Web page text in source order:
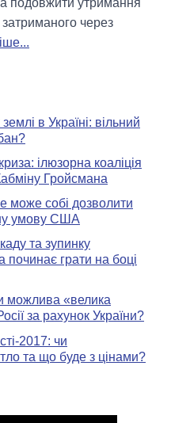
через
в Україні: вільний
ілюзорна коаліція
Гройсмана
може собі дозволити
умову США
та зупинку
починає грати на боці
можлива «велика
за рахунок України?
2017: чи
та що буде з цінами?